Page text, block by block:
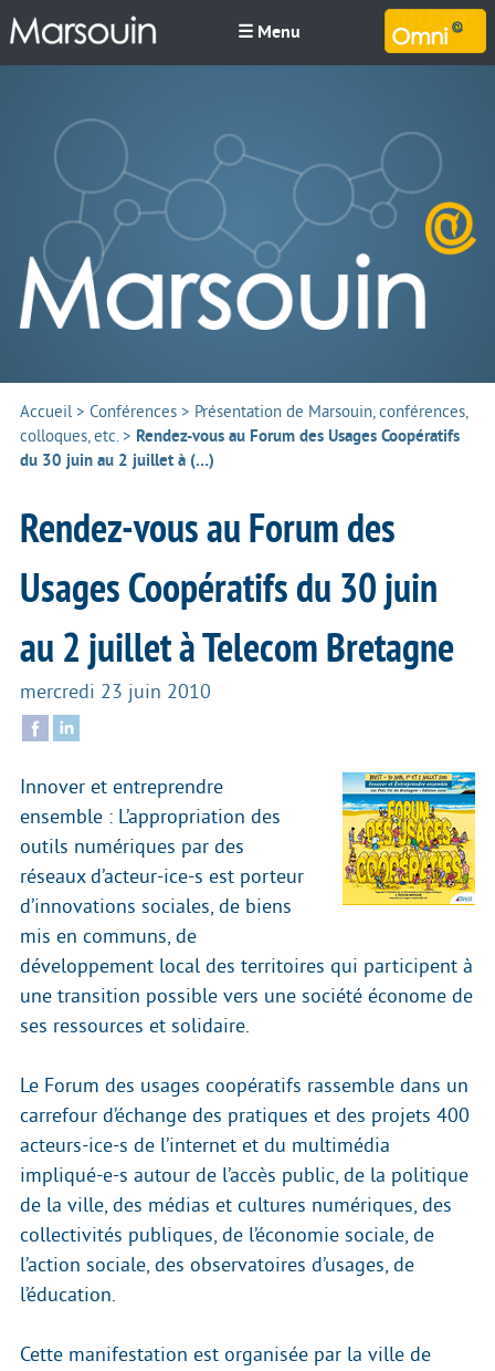
☰ Menu
Accueil> Conférences > Présentation de Marsouin, conférences,
colloques, etc.> Rendez-vous au Forum des Usages Coopératifs
du 30 juin au 2 juillet à (…)
Rendez-vous au Forum des
Usages Coopératifs du 30 juin
au 2 juillet à Telecom Bretagne
mercredi 23 juin 2010
Innover et entreprendre
ensemble : L’appropriation des
outils numériques par des
réseaux d’acteur-ice-s est porteur
d’innovations sociales, de biens
mis en communs, de
développement local des territoires qui participent à
une transition possible vers une société économe de
ses ressources et solidaire.
Le Forum des usages coopératifs rassemble dans un
carrefour d’échange des pratiques et des projets 400
acteurs-ice-s de l’internet et du multimédia
impliqué-e-s autour de l’accès public, de la politique
de la ville, des médias et cultures numériques, des
collectivités publiques, de l’économie sociale, de
l’action sociale, des observatoires d’usages, de
l’éducation.
Cette manifestation est organisée par la ville de